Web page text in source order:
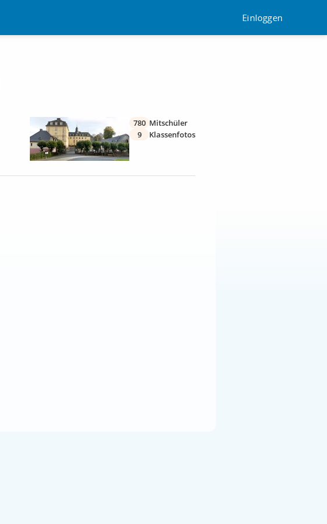
Einloggen
780 Mitschüler
9
Klassenfotos